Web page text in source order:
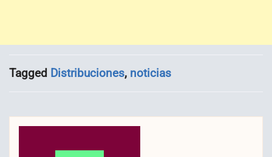
Tagged Distribuciones, noticias